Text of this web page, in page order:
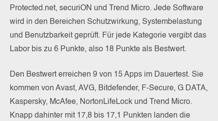
Protected.net, securiON und Trend Micro. Jede Software
wird in den Bereichen Schutzwirkung, Systembelastung
und Benutzbarkeit geprüft. Für jede Kategorie vergibt das
Labor bis zu 6 Punkte, also 18 Punkte als Bestwert.
Den Bestwert erreichen 9 von 15 Apps im Dauertest. Sie
kommen von Avast, AVG, Bitdefender, F-Secure, G DATA,
Kaspersky, McAfee, NortonLifeLock und Trend Micro.
Knapp dahinter mit 17,8 bis 17,1 Punkten landen die